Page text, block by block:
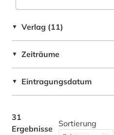
▼ Verlag (11)
▼ Zeiträume
▼ Eintragungsdatum
31
Ergebnisse
Sortierung